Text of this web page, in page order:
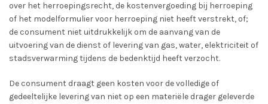
over het herroepingsrecht, de kostenvergoeding bij herroeping
of het modelformulier voor herroeping niet heeft verstrekt, of;
de consument niet uitdrukkelijk om de aanvang van de
uitvoering van de dienst of levering van gas, water, elektriciteit of
stadsverwarming tijdens de bedenktijd heeft verzocht.
De consument draagt geen kosten voor de volledige of
gedeeltelijke levering van niet op een materiële drager geleverde